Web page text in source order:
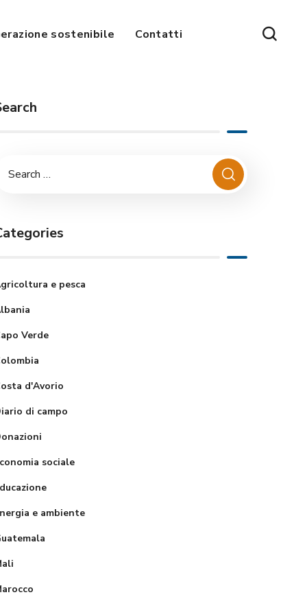
sostenibile Contatti
e pesca
Verde
d'Avorio
di campo
sociale
e ambiente